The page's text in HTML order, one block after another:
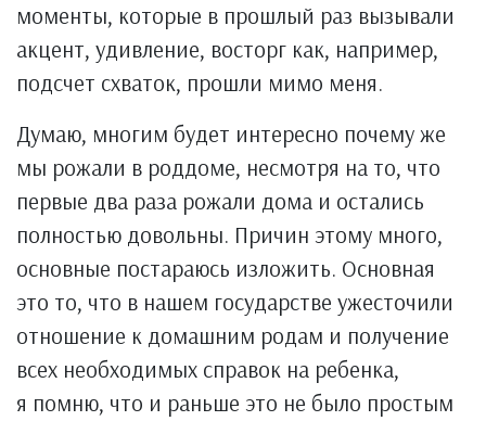
моменты, которые в прошлый раз вызывали
акцент, удивление, восторг как, например,
подсчет схваток, прошли мимо меня.
Думаю, многим будет интересно почему же
мы рожали в роддоме, несмотря на то, что
первые два раза рожали дома и остались
полностью довольны. Причин этому много,
основные постараюсь изложить. Основная
это то, что в нашем государстве ужесточили
отношение к домашним родам и получение
всех необходимых справок на ребенка,
я помню, что и раньше это не было простым